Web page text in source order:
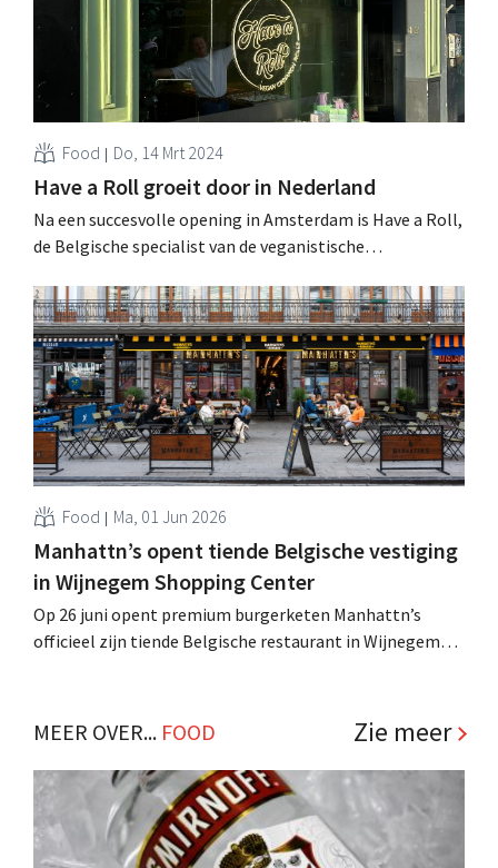
Food Do, 14 Mrt 2024
Have a Roll groeit door in Nederland
Na een succesvolle opening in Amsterdam is Have a Roll,
de Belgische specialist van de veganistische
trekt het merk met een foodtruck naar festivals en
andere evenementen. .
Food Ma, 01 Jun 2026
Manhattn’s opent tiende Belgische vestiging
in Wijnegem Shopping Center
Op 26 juni opent premium burgerketen Manhattn’s
officieel zijn tiende Belgische restaurant in Wijnegem
MEER OVER... FOOD Zie meer